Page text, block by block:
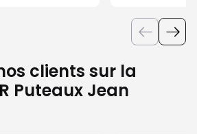
clients sur la
Puteaux Jean